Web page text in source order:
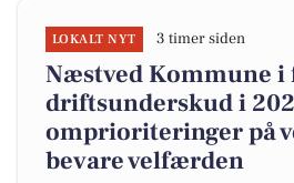
LOKALT NYT 3 timer siden
Næstved Kommune
driftsunderskud i
omprioriteringer på
bevare velfærden